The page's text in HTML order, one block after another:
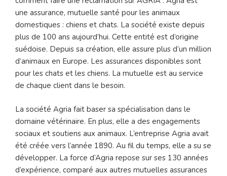
une assurance, mutuelle santé pour les animaux
domestiques : chiens et chats. La société existe depuis
plus de 100 ans aujourd’hui. Cette entité est d’origine
suédoise. Depuis sa création, elle assure plus d’un million
d’animaux en Europe. Les assurances disponibles sont
pour les chats et les chiens. La mutuelle est au service
de chaque client dans le besoin.
La société Agria fait baser sa spécialisation dans le
domaine vétérinaire. En plus, elle a des engagements
sociaux et soutiens aux animaux. L’entreprise Agria avait
été créée vers l’année 1890. Au fil du temps, elle a su se
développer. La force d’Agria repose sur ses 130 années
d’expérience, comparé aux autres mutuelles assurances